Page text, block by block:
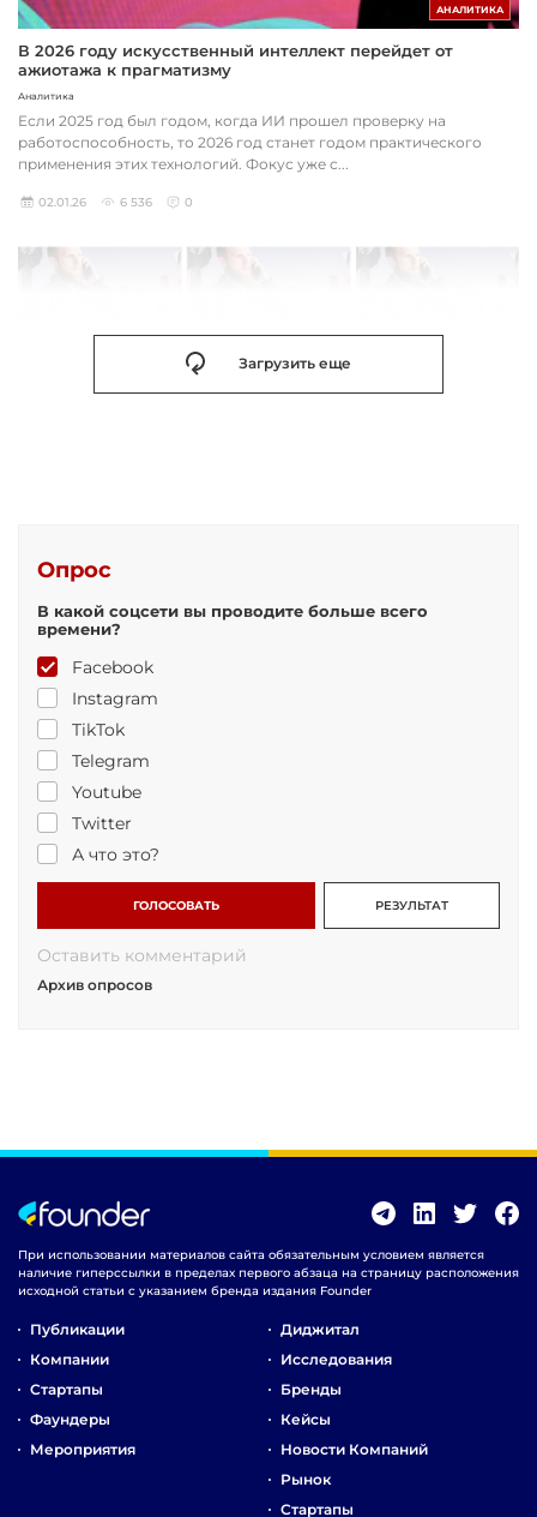
АНАЛИТИКА
В 2026 году искусственный интеллект перейдет от
ажиотажа к прагматизму
Аналитика
Если 2025 год был годом, когда ИИ прошел проверку на
работоспособность, то 2026 год станет годом практического
применения этих технологий. Фокус уже с...
02.01.26 6 536 0
Загрузить еще
Опрос
В какой соцсети вы проводите больше всего
времени?
Facebook
Instagram
TikTok
Telegram
Youtube
Twitter
А что это?
ГОЛОСОВАТЬ РЕЗУЛЬТАТ
Оставить комментарий
Архив опросов
При использовании материалов сайта обязательным условием является
наличие гиперссылки в пределах первого абзаца на страницу расположения
исходной статьи с указанием бренда издания Founder
Публикации
Компании
Стартапы
Фаундеры
Мероприятия
Диджитал
Исследования
Бренды
Кейсы
Новости Компаний
Рынок
Стартапы